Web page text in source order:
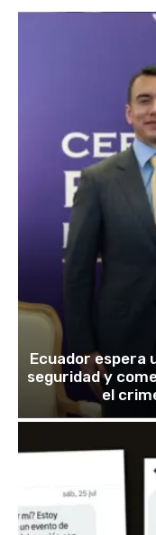
Ecuador espera
seguridad y
el